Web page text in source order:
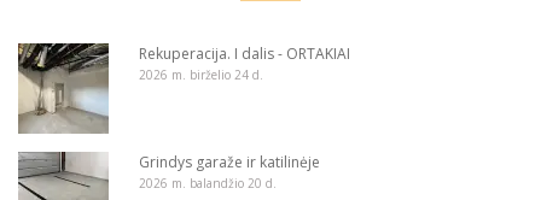
Rekuperacija. I dalis - ORTAKIAI
2026 m. birželio 24 d.
Grindys garaže ir katilinėje
2026 m. balandžio 20 d.